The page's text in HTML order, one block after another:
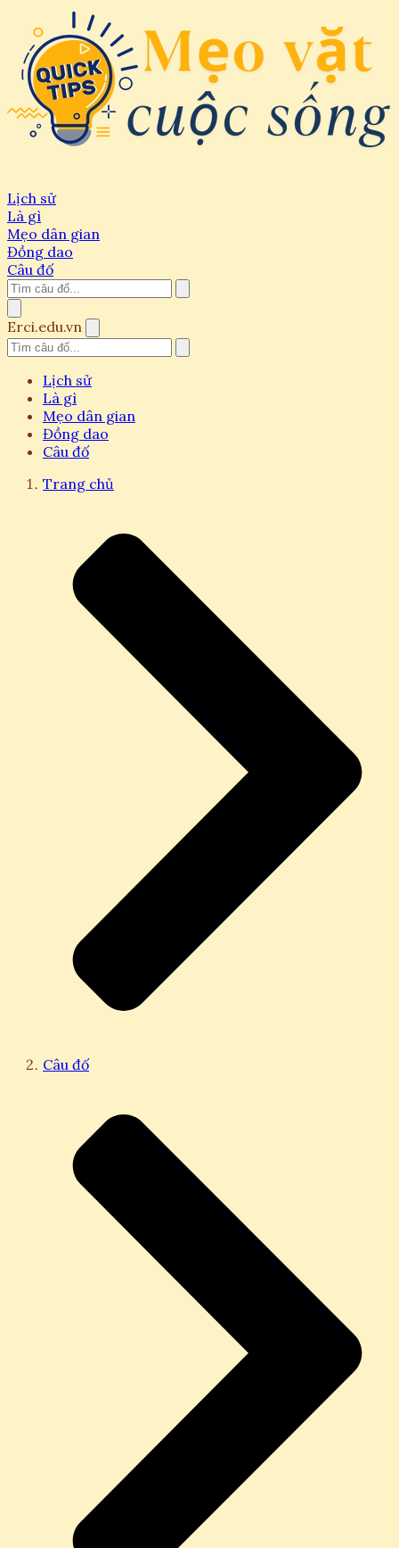
Lịch sử
Là gì
Mẹo dân gian
Đồng dao
Câu đố
Erci.edu.vn
Lịch sử
Là gì
Mẹo dân gian
Đồng dao
Câu đố
Trang chủ
Câu đố